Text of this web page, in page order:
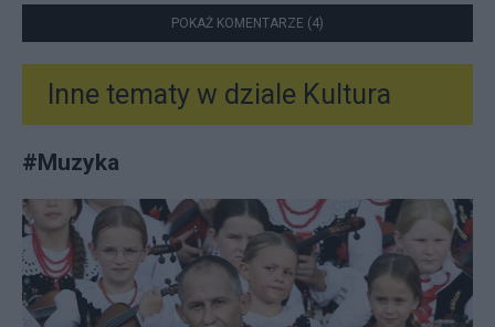
POKAŻ KOMENTARZE (4)
Inne tematy w dziale Kultura
#Muzyka